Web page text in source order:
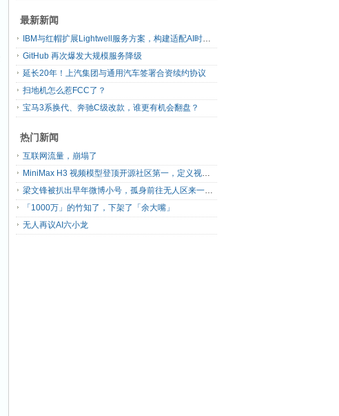
最新新闻
IBM与红帽扩展Lightwell服务方案，构建适配AI时代开源生态的可信基础设施
GitHub 再次爆发大规模服务降级
延长20年！上汽集团与通用汽车签署合资续约协议
扫地机怎么惹FCC了？
宝马3系换代、奔驰C级改款，谁更有机会翻盘？
热门新闻
互联网流量，崩塌了
MiniMax H3 视频模型登顶开源社区第一，定义视频模型领域“斩杀线”
梁文锋被扒出早年微博小号，孤身前往无人区来一场相当 deep 的 seek 旅行
「1000万」的竹知了，下架了「余大嘴」
无人再议AI六小龙